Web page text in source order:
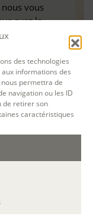
des technologies
informations des
permettra de
navigation ou les ID
de retirer son
caractéristiques
vous
avez la
travailler
| Microsoft
à l’inclusion des
avez besoin
n’hésitez pas
afin